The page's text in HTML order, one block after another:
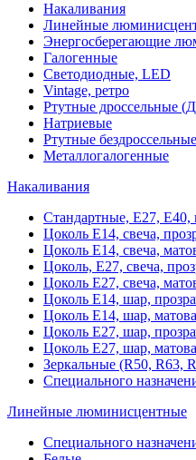
Накаливания
Линейные
Энергосберегающие
Галогенные
Светодиодные, LED
Vintage, ретро
Ртутные дроссельные
Натриевые
Ртутные
Металлогалогенные
Накаливания
Стандартные, Е27, Е40,
Цоколь Е14, свеча,
Цоколь Е14, свеча,
Цоколь, Е27, свеча,
Цоколь Е27, свеча,
Цоколь Е14, шар,
Цоколь Е14, шар,
Цоколь Е27, шар,
Цоколь Е27, шар,
Зеркальные (R50, R63,
Специального
Линейные люминисцентные
Специального